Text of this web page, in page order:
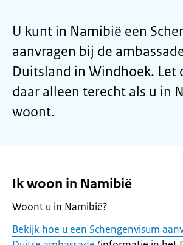
U kunt in Namibië een
aanvragen bij de
Duitsland in Windhoek. Let
daar alleen terecht als u in
woont.
Ik woon in Namibië
Woont u in Namibië?
Bekijk hoe u een Schengenvisum